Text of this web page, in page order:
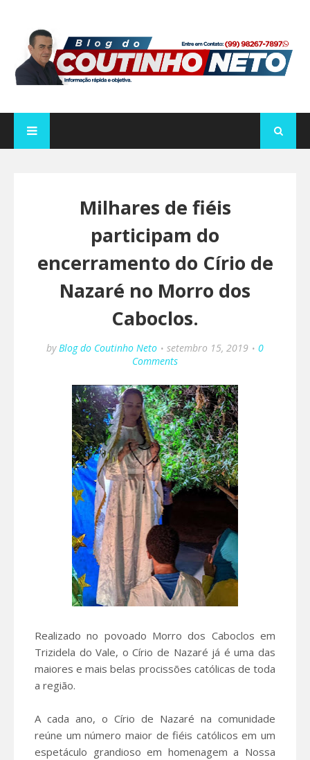
Milhares de fiéis
participam do
encerramento do Círio de
Nazaré no Morro dos
Caboclos.
by Blog do Coutinho Neto setembro 15, 2019
0
Comments
Realizado no povoado Morro dos Caboclos em
Trizidela do Vale, o Círio de Nazaré já é uma das
maiores e mais belas procissões católicas de toda
a região.
A cada ano, o Círio de Nazaré na comunidade
reúne um número maior de fiéis católicos em um
espetáculo grandioso em homenagem a Nossa